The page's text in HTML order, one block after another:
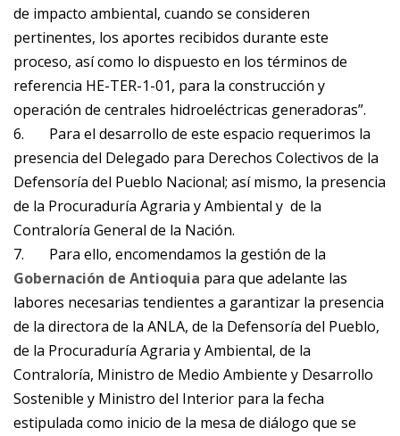
de impacto ambiental, cuando se consideren
pertinentes, los aportes recibidos durante este
proceso, así como lo dispuesto en los términos de
referencia HE-TER-1-01, para la construcción y
operación de centrales hidroeléctricas generadoras”.
6. Para el desarrollo de este espacio requerimos la
presencia del Delegado para Derechos Colectivos de la
Defensoría del Pueblo Nacional; así mismo, la presencia
de la Procuraduría Agraria y Ambiental y de la
Contraloría General de la Nación.
7. Para ello, encomendamos la gestión de la
Gobernación de Antioquia para que adelante las
labores necesarias tendientes a garantizar la presencia
de la directora de la ANLA, de la Defensoría del Pueblo,
de la Procuraduría Agraria y Ambiental, de la
Contraloría, Ministro de Medio Ambiente y Desarrollo
Sostenible y Ministro del Interior para la fecha
estipulada como inicio de la mesa de diálogo que se